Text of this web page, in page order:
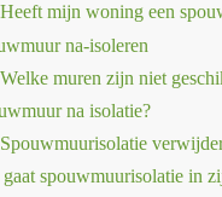
Heeft mijn woning een
na-isoleren
Welke muren zijn niet
na isolatie?
Spouwmuurisolatie
spouwmuurisolatie in